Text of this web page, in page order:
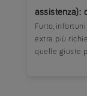
assistenza):
Furto,
extra più
quelle giuste